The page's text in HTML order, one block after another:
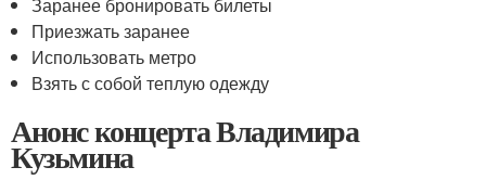
Приезжать заранее
Использовать метро
Взять с собой теплую одежду
Анонс концерта Владимира
Кузьмина